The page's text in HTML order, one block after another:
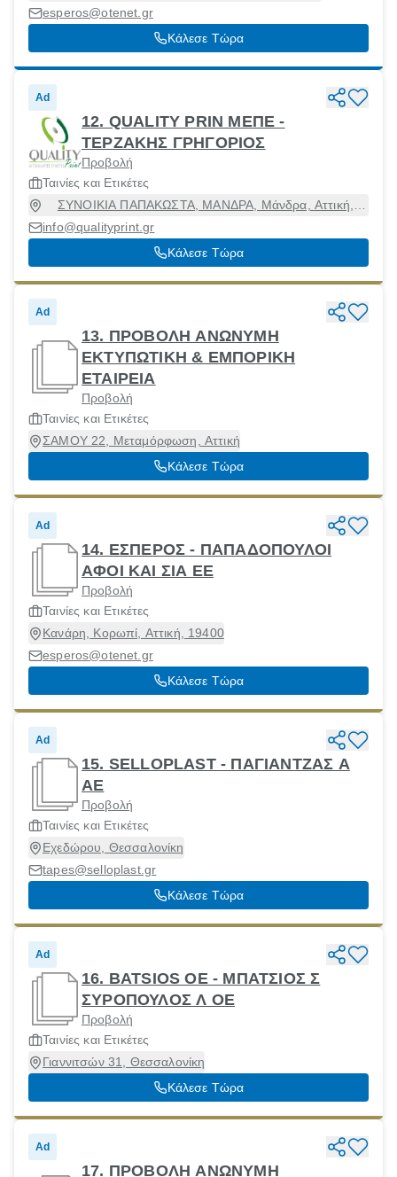
esperos@otenet.gr
Κάλεσε Τώρα
Ad
12. QUALITY PRIN ΜΕΠΕ -
ΤΕΡΖΑΚΗΣ ΓΡΗΓΟΡΙΟΣ
Προβολή
Ταινίες και Ετικέτες
ΣΥΝΟΙΚΙΑ ΠΑΠΑΚΩΣΤΑ, ΜΑΝΔΡΑ, Μάνδρα, Αττική,
info@qualityprint.gr
Κάλεσε Τώρα
Ad
13. ΠΡΟΒΟΛΗ ΑΝΩΝΥΜΗ
ΕΚΤΥΠΩΤΙΚΗ & ΕΜΠΟΡΙΚΗ
ΕΤΑΙΡΕΙΑ
Προβολή
Ταινίες και Ετικέτες
ΣΑΜΟΥ 22, Μεταμόρφωση, Αττική
Κάλεσε Τώρα
Ad
14. ΕΣΠΕΡΟΣ - ΠΑΠΑΔΟΠΟΥΛΟΙ
ΑΦΟΙ ΚΑΙ ΣΙΑ ΕΕ
Προβολή
Ταινίες και Ετικέτες
Κανάρη, Κορωπί, Αττική, 19400
esperos@otenet.gr
Κάλεσε Τώρα
Ad
15. SELLOPLAST - ΠΑΓΙΑΝΤΖΑΣ Α
ΑΕ
Προβολή
Ταινίες και Ετικέτες
Εχεδώρου, Θεσσαλονίκη
tapes@selloplast.gr
Κάλεσε Τώρα
Ad
16. BATSIOS OE - ΜΠΑΤΣΙΟΣ Σ
ΣΥΡΟΠΟΥΛΟΣ Λ ΟΕ
Προβολή
Ταινίες και Ετικέτες
Γιαννιτσών 31, Θεσσαλονίκη
Κάλεσε Τώρα
Ad
17. ΠΡΟΒΟΛΗ ΑΝΩΝΥΜΗ